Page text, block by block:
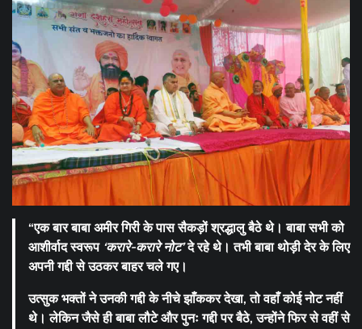
“एक बार बाबा अमीर गिरी के पास सैकड़ों श्रद्धालु बैठे थे। बाबा सभी को
आशीर्वाद स्वरूप ‘करारे-करारे नोट’दे रहे थे। तभी बाबा थोड़ी देर के लिए
अपनी गद्दी से उठकर बाहर चले गए।
उत्सुक भक्तों ने उनकी गद्दी के नीचे झाँककर देखा, तो वहाँ कोई नोट नहीं
थे। लेकिन जैसे ही बाबा लौटे और पुनः गद्दी पर बैठे, उन्होंने फिर से वहीं से